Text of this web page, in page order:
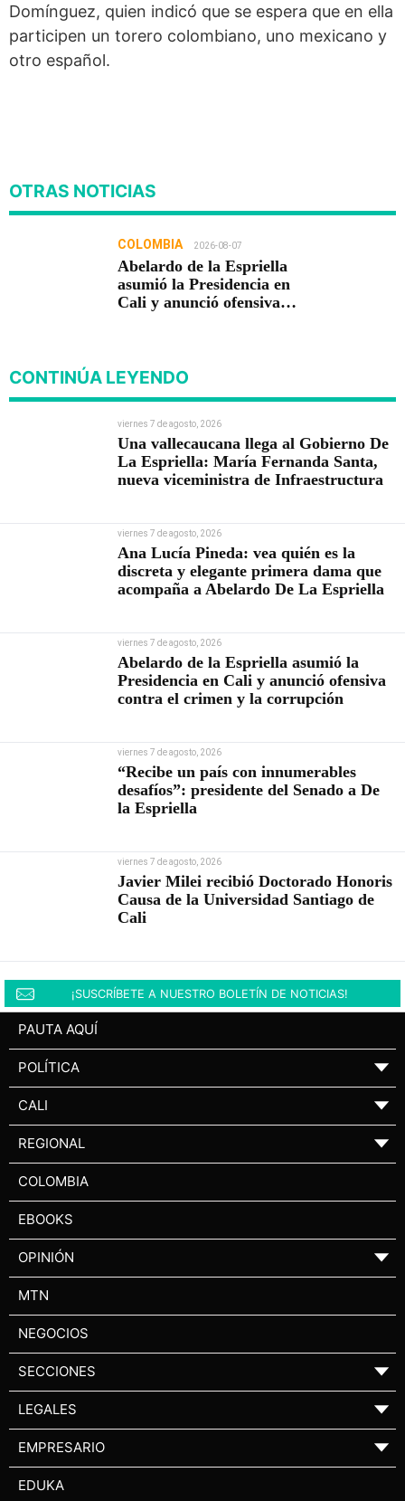
Domínguez, quien indicó que se espera que en ella
participen un torero colombiano, uno mexicano y
otro español.
OTRAS NOTICIAS
COLOMBIA 2026-08-07
Abelardo de la Espriella
asumió la Presidencia en
Cali y anunció ofensiva
CONTINÚA LEYENDO
viernes 7 de agosto, 2026
Una vallecaucana llega al Gobierno De
La Espriella: María Fernanda Santa,
nueva viceministra de Infraestructura
viernes 7 de agosto, 2026
Ana Lucía Pineda: vea quién es la
discreta y elegante primera dama que
acompaña a Abelardo De La Espriella
viernes 7 de agosto, 2026
Abelardo de la Espriella asumió la
Presidencia en Cali y anunció ofensiva
contra el crimen y la corrupción
viernes 7 de agosto, 2026
“Recibe un país con innumerables
desafíos”: presidente del Senado a De
la Espriella
viernes 7 de agosto, 2026
Javier Milei recibió Doctorado Honoris
Causa de la Universidad Santiago de
Cali
¡SUSCRÍBETE A NUESTRO BOLETÍN DE NOTICIAS!
PAUTA AQUÍ
POLÍTICA ▼
CALI ▼
REGIONAL ▼
COLOMBIA
EBOOKS
OPINIÓN ▼
MTN
NEGOCIOS
SECCIONES ▼
LEGALES ▼
EMPRESARIO ▼
EDUKA